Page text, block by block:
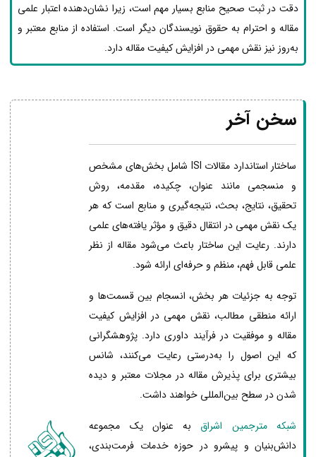
دقت در ثبت صحیح منابع بسیار مهم است، زیرا نشان‌دهنده اعتبار علمی
مقاله و احترام به حقوق نویسندگان دیگر است. استفاده از منابع معتبر و
به‌روز نیز نقش مهمی در افزایش کیفیت مقاله دارد.
سخن آخر
ساختار استاندارد مقالات ISI شامل بخش‌های مشخص
و منسجمی مانند عنوان، چکیده، مقدمه، روش
تحقیق، نتایج، بحث، نتیجه‌گیری و منابع است که هر
یک نقش مهمی در انتقال دقیق و مؤثر یافته‌های علمی
دارند. رعایت این ساختار باعث می‌شود مقاله از نظر
علمی قابل فهم، منظم و حرفه‌ای ارائه شود.
توجه به جزئیات هر بخش، انسجام بین قسمت‌ها و
ارائه منطقی مطالب، نقش مهمی در افزایش کیفیت
مقاله و موفقیت در فرآیند داوری دارد. پژوهشگرانی
که این اصول را به‌درستی رعایت می‌کنند، شانس
بیشتری برای پذیرش مقاله در مجلات معتبر و دیده
شدن در سطح بین‌المللی خواهند داشت.
شبکه مترجمین اشراق به عنوان یک مجموعه
دانش‌بنیان و پیشرو در حوزه خدمات فرمت‌بندی،